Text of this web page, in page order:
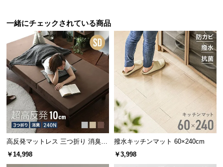
会
約
に
い
て
お
客
様
一緒にチェックされている商品
高反発マットレス 三つ折り 消臭
高密度ハード 厚さ10cm SD
￥14,998
撥水キッチンマット 60×240cm
￥3,998